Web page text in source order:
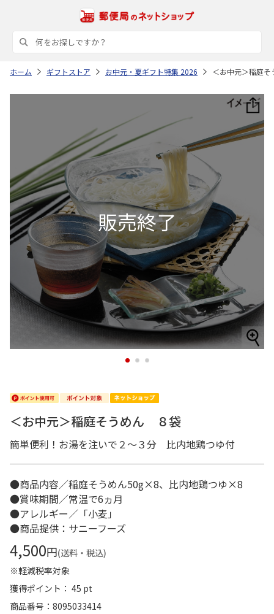
ホーム ギフトストア お中元・夏ギフト特集 2026 ＜お中元＞稲庭
1 2 3
＜お中元＞稲庭そうめん ８袋
簡単便利！お湯を注いで２～３分 比内地鶏つゆ付
●商品内容／稲庭そうめん50g×8、比内地鶏つゆ×8
●賞味期間／常温で6ヵ月
●アレルギー／「小麦」
●商品提供：サニーフーズ
4,500円(送料・税込)
※軽減税率対象
獲得ポイント： 45 pt
商品番号
8095033414